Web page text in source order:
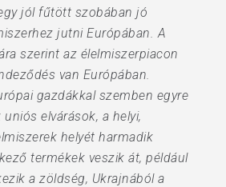
jól fűtött szobában jó
jutni Európában. A
szerint az élelmiszerpiacon
van Európában.
gazdákkal szemben egyre
elvárások, a helyi,
helyét harmadik
termékek veszik át, például
a zöldség, Ukrajnából a